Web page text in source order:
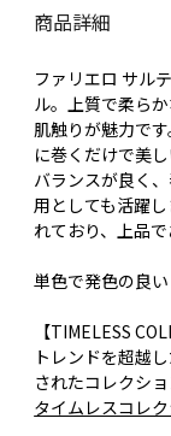
商品詳細
ファリエロ サル
ル。上質で柔ら
肌触りが魅力で
に巻くだけで美
バランスが良く
用としても活躍
れており、上品
単色で発色の良
【TIMELESS
トレンドを超越
されたコレクショ
タイムレスコレ